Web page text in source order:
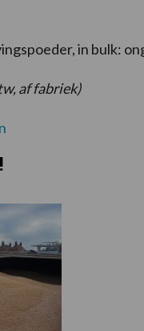
in bulk:
af fabriek)